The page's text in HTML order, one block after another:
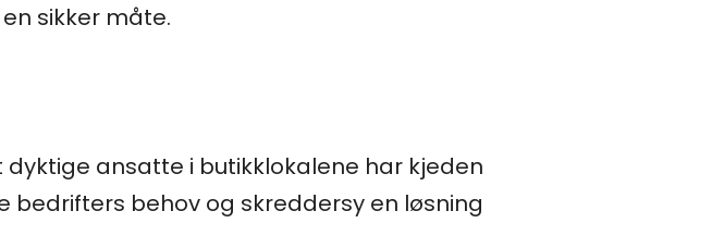
sikker måte.
ansatte i butikklokalene har kjeden
behov og skreddersy en løsning